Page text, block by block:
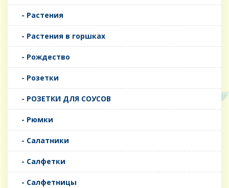
- Растения
- Растения в горшках
- Рождество
- Розетки
- РОЗЕТКИ ДЛЯ СОУСОВ
- Рюмки
- Салатники
- Салфетки
- Салфетницы